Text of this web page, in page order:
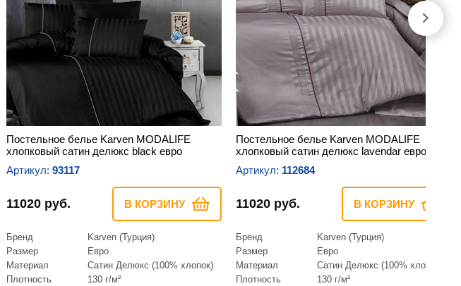
Постельное белье Karven MODALIFE
хлопковый сатин делюкс black евро
Артикул: 93117
11020 руб. В КОРЗИНУ
Бренд
Karven (Турция)
Размер
Евро
Материал
Сатин Делюкс (100% хлопок)
Плотность
130 г/м²
Постельное белье Karven MODALIFE
хлопковый сатин делюкс lavendar евро
Артикул: 112684
11020 руб. В КОРЗИНУ
Бренд
Karven (Турция)
Размер
Евро
Материал
Сатин Делюкс (100% хлопок)
Плотность
130 г/м²